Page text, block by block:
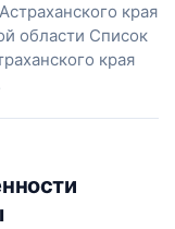
края
области Список
края